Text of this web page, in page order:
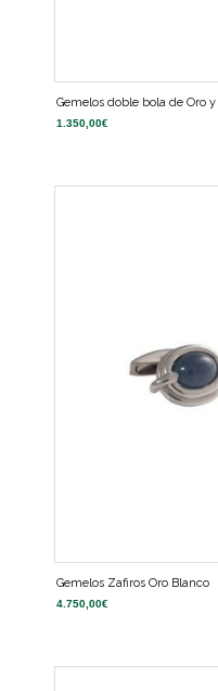
Gemelos doble bola de Oro
1.350,00€
Gemelos Zafiros Oro Blanco
4.750,00€